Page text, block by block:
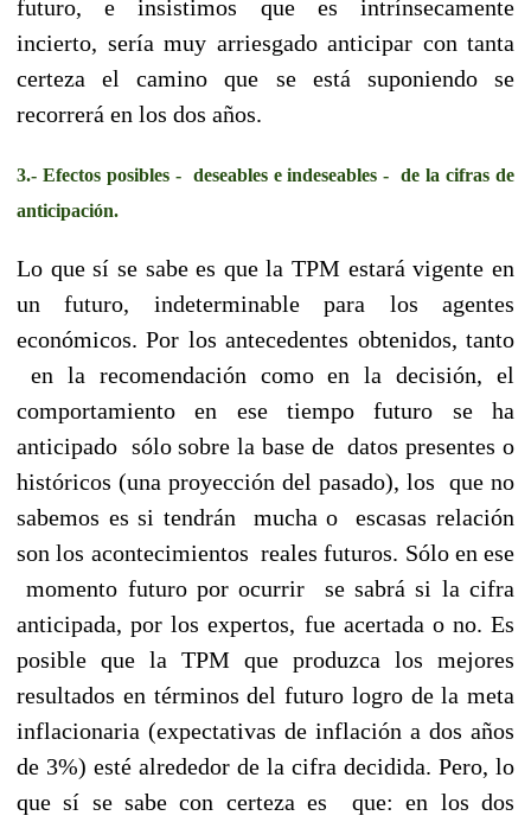
futuro, e insistimos que es intrínsecamente
incierto, sería muy arriesgado anticipar con tanta
certeza el camino que se está suponiendo se
recorrerá en los dos años.
3.- Efectos posibles - deseables e indeseables - de la cifras de
anticipación.
Lo que sí se sabe es que la TPM estará vigente en
un futuro, indeterminable para los agentes
económicos. Por los antecedentes obtenidos, tanto
en la recomendación como en la decisión, el
comportamiento en ese tiempo futuro se ha
anticipado sólo sobre la base de datos presentes o
históricos (una proyección del pasado), los que no
sabemos es si tendrán mucha o escasas relación
son los acontecimientos reales futuros. Sólo en ese
momento futuro por ocurrir se sabrá si la cifra
anticipada, por los expertos, fue acertada o no. Es
posible que la TPM que produzca los mejores
resultados en términos del futuro logro de la meta
inflacionaria (expectativas de inflación a dos años
de 3%) esté alrededor de la cifra decidida. Pero, lo
que sí se sabe con certeza es que: en los dos